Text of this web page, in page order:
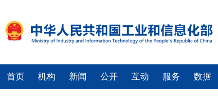
首页 机构 新闻 公开 互动 服务 数据